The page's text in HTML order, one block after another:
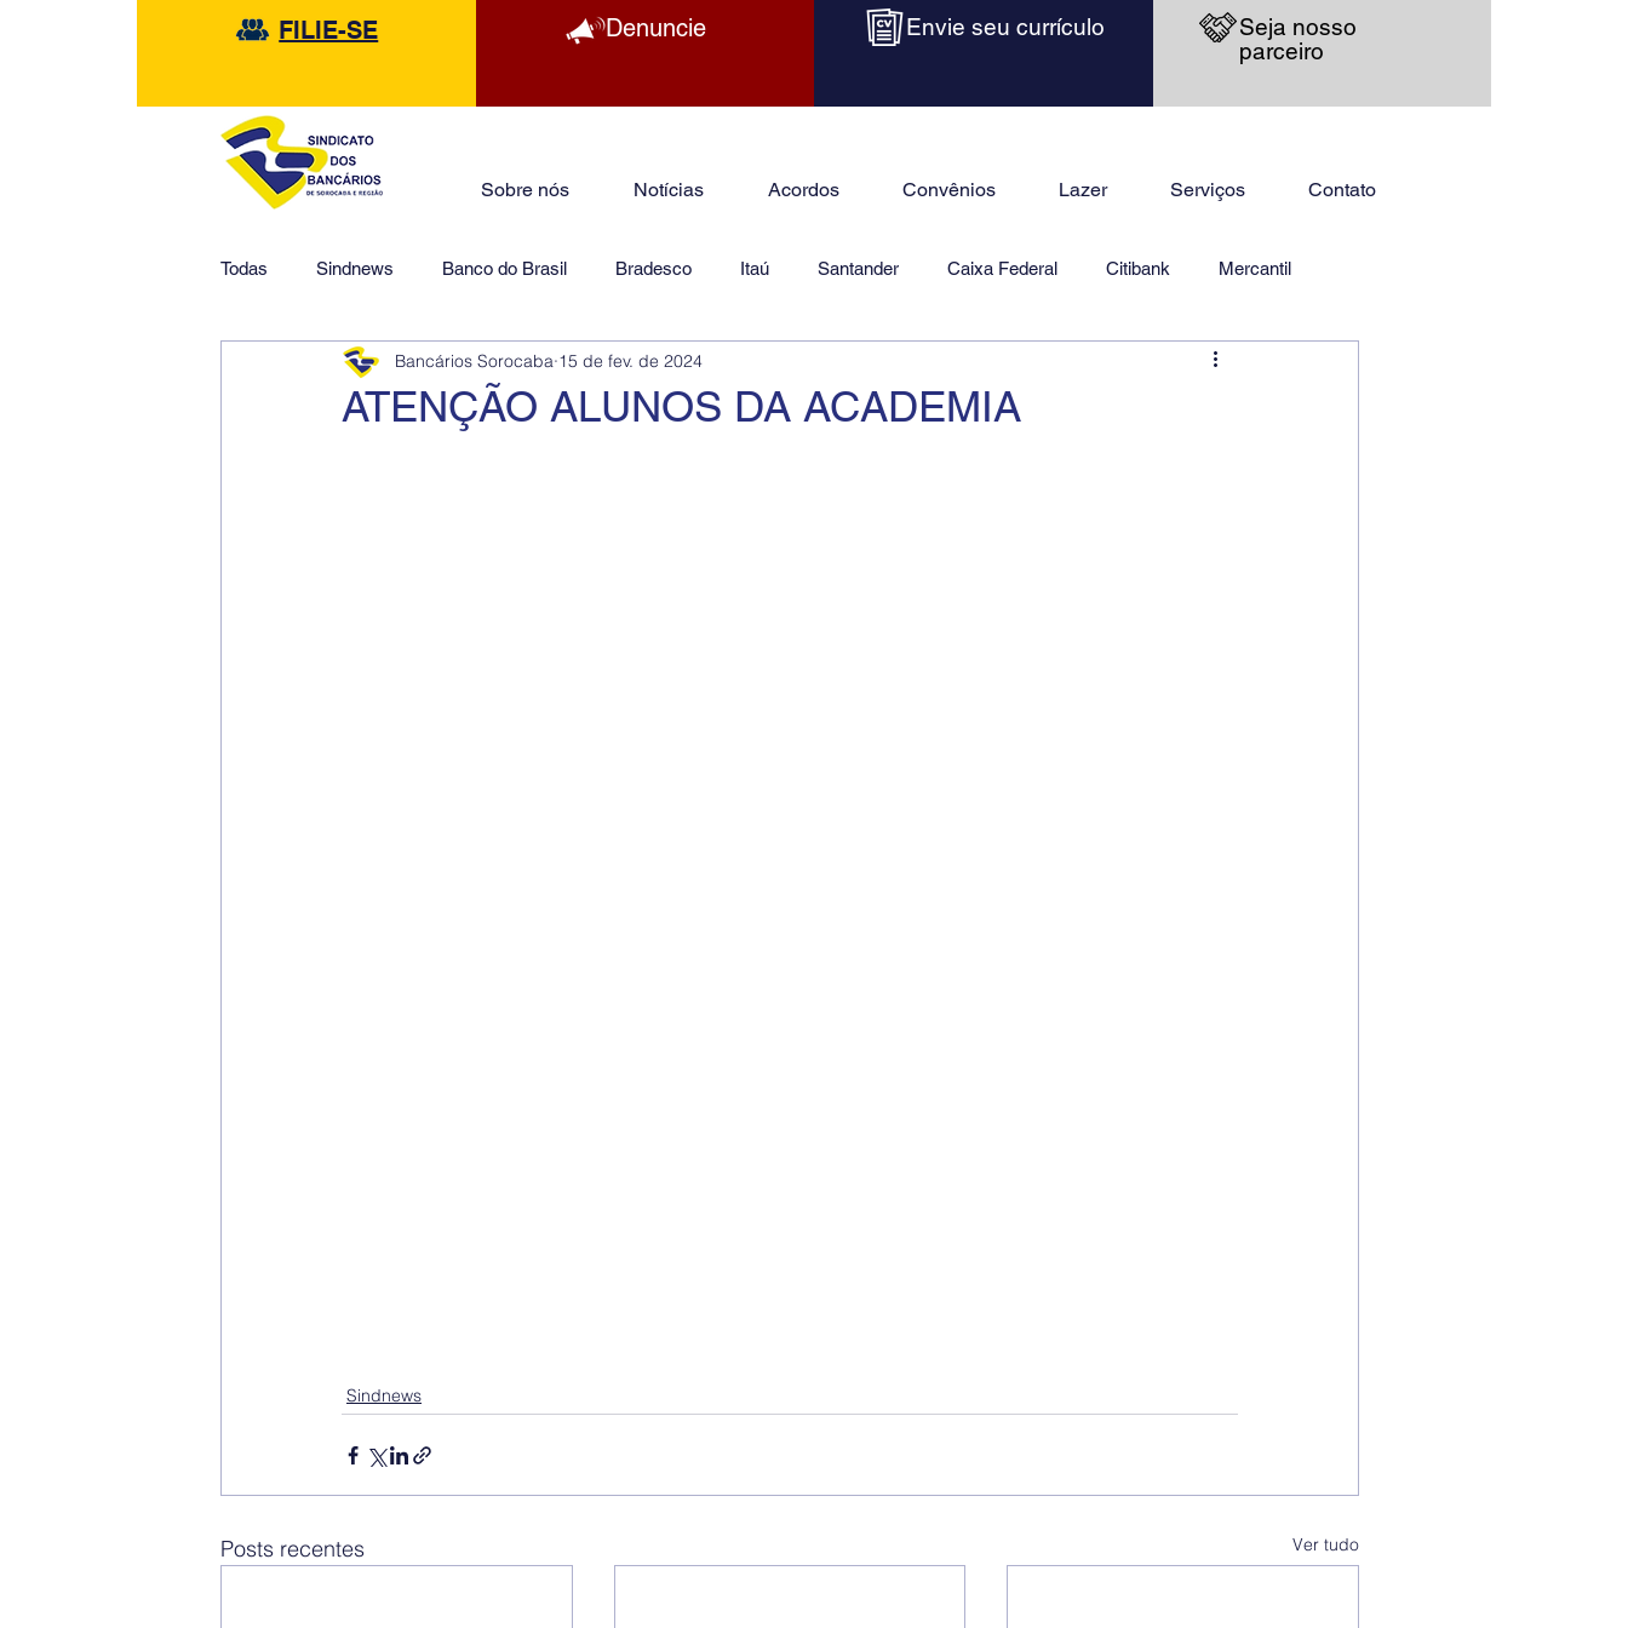
FILIE-SE Denuncie Envie seu currículo
Seja nosso
parceiro
Sobre nós Notícias Acordos Convênios Lazer Serviços Contato
Todas Sindnews Banco do Brasil Bradesco Itaú Santander Caixa Federal Citibank Mercantil
HSBC Financeiras Jurídico
ATENÇÃO ALUNOS DA ACADEMIA
Bancários Sorocaba 15 de fev. de 2024
Sindnews
Posts recentes Ver tudo